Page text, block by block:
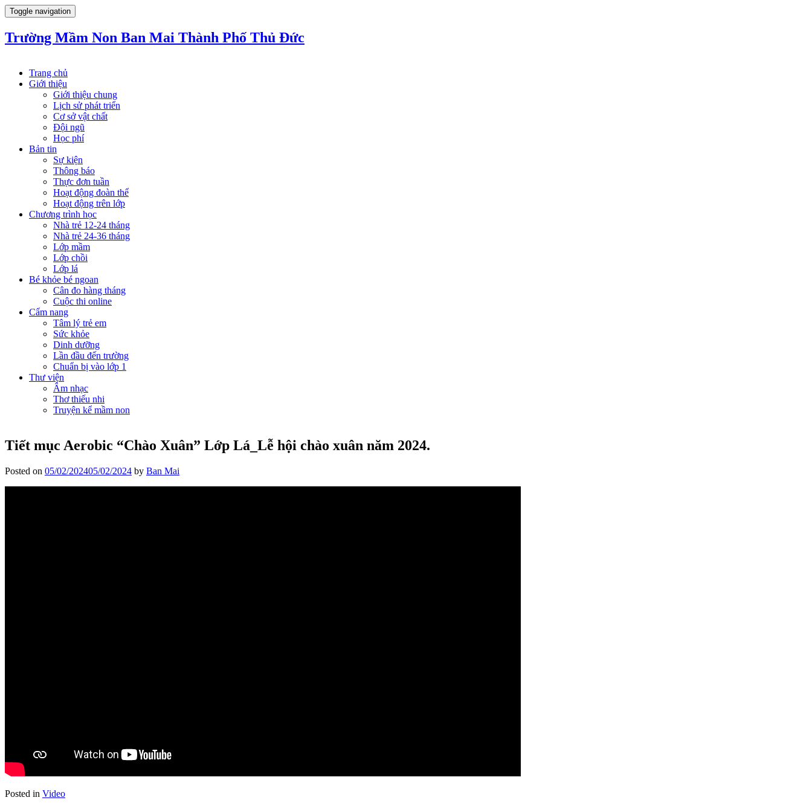
Toggle navigation
Trường Mầm Non Ban Mai Thành Phố Thủ Đức
Trang chủ
Giới thiệu
Giới thiệu chung
Lịch sử phát triển
Cơ sở vật chất
Đội ngũ
Học phí
Bản tin
Sự kiện
Thông báo
Thực đơn tuần
Hoạt động đoàn thể
Hoạt động trên lớp
Chương trình học
Nhà trẻ 12-24 tháng
Nhà trẻ 24-36 tháng
Lớp mầm
Lớp chồi
Lớp lá
Bé khỏe bé ngoan
Cân đo hàng tháng
Cuộc thi online
Cẩm nang
Tâm lý trẻ em
Sức khỏe
Dinh dưỡng
Lần đầu đến trường
Chuẩn bị vào lớp 1
Thư viện
Âm nhạc
Thơ thiếu nhi
Truyện kể mầm non
Tiết mục Aerobic “Chào Xuân” Lớp Lá_Lễ hội chào xuân năm 2024.
Posted on 05/02/202405/02/2024 by Ban Mai
Posted in Video